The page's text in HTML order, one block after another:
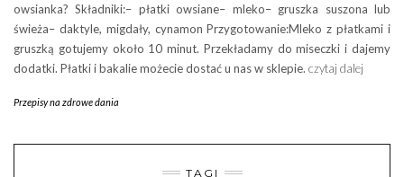
owsianka? Składniki:– płatki owsiane– mleko– gruszka suszona lub
świeża– daktyle, migdały, cynamon Przygotowanie:Mleko z płatkami i
gruszką gotujemy około 10 minut. Przekładamy do miseczki i dajemy
dodatki. Płatki i bakalie możecie dostać u nas w sklepie. czytaj dalej
Przepisy na zdrowe dania
TAGI